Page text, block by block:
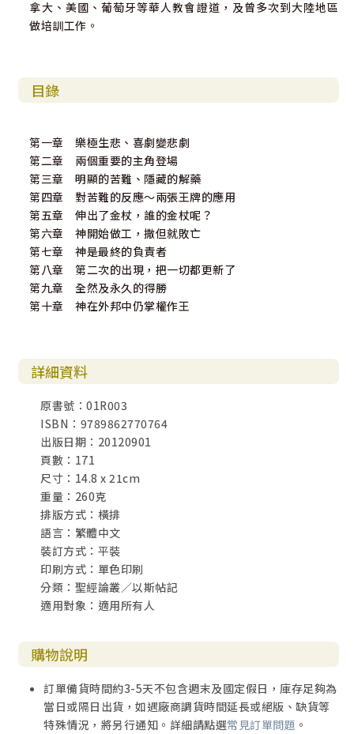
拿大、美國、葡萄牙等華人教會證道，及曾多次到大陸地區
做培訓工作。
目錄
第一章 樂極生悲、喜劇變悲劇
第二章 兩個重要的主角登場
第三章 明顯的苦難、隱藏的解藥
第四章 對苦難的反應～兩張王牌的應用
第五章 伸出了金杖，誰的金杖呢？
第六章 神開始做工，撒但就敗亡
第七章 神是最終的負責者
第八章 第二次的出現，把一切都更新了
第九章 全然及永久的得勝
第十章 神在外邦中仍掌權作王
詳細資料
原書號：01R003
ISBN：9789862770764
出版日期：20120901
頁數：171
尺寸：14.8 x 21cm
重量：260克
排版方式：橫排
語言：繁體中文
裝訂方式：平裝
印刷方式：單色印刷
分類：聖經論叢／以斯帖記
適用對象：適用所有人
購物說明
訂單備貨時間約3-5天不包含週末及國定假日，庫存足夠為
當日或隔日出貨，如遇廠商調貨時間延長或絕版、缺貨等
特殊情況，將另行通知。詳細請點選常見訂單問題 。